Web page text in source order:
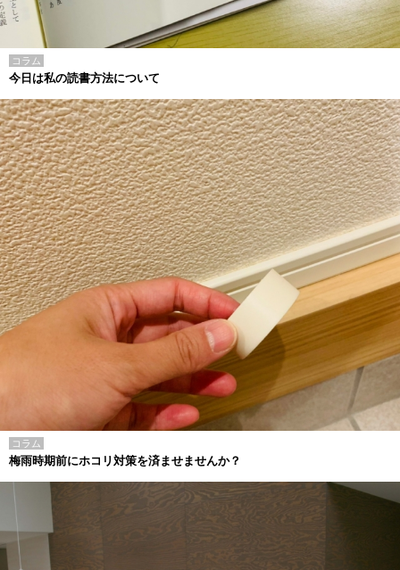
コラム
今日は私の読書方法について
コラム
梅雨時期前にホコリ対策を済ませませんか？